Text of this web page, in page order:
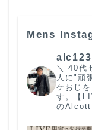
Mens
＼ 40代
人に"頑
ケおじ
す。
【
のAlcott